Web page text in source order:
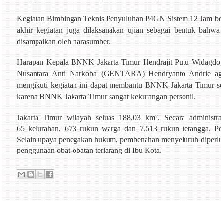
Kegiatan Bimbingan Teknis Penyuluhan P4GN Sistem 12 Jam
akhir kegiatan juga dilaksanakan ujian sebagai bentuk
disampaikan oleh narasumber.
Harapan Kepala BNNK Jakarta Timur Hendrajit Putu
Nusantara Anti Narkoba (GENTARA) Hendryanto Andrie
mengikuti kegiatan ini dapat membantu BNNK Jakarta Timur
karena BNNK Jakarta Timur sangat kekurangan personil.
Jakarta Timur wilayah seluas 188,03 km², Secara
65 kelurahan, 673 rukun warga dan 7.513 rukun tetangga.
Selain upaya penegakan hukum, pembenahan menyeluruh
penggunaan obat-obatan terlarang di Ibu Kota.